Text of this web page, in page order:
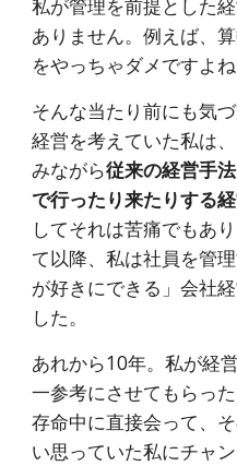
私が管理を前提とした
ありません。例えば、
をやっちゃダメですよね
そんな当たり前にも気
経営を考えていた私は
みながら従来の経営手
で行ったり来たりする
してそれは苦痛でもあ
て以降、私は社員を管
が好きにできる」会社
した。
あれから10年。私が経
一参考にさせてもらっ
存命中に直接会って、
い思っていた私にチャ